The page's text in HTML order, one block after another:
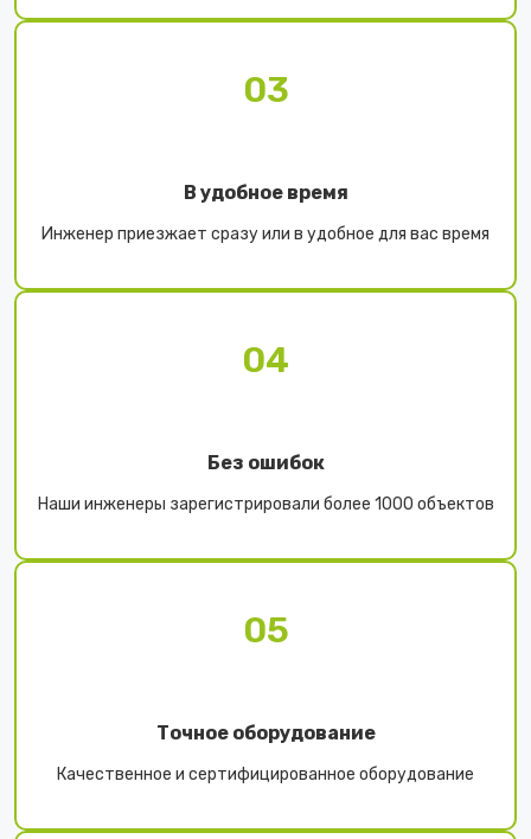
03
В удобное время
Инженер приезжает сразу или в удобное для вас время
04
Без ошибок
Наши инженеры зарегистрировали более 1000 объектов
05
Точное оборудование
Качественное и сертифицированное оборудование